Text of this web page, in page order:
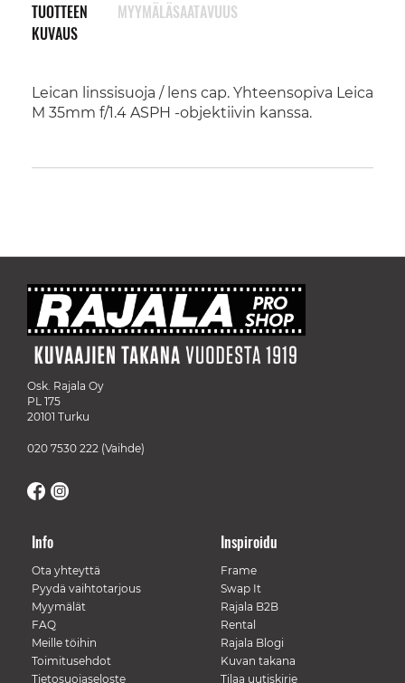
TUOTTEEN
KUVAUS
Leican linssisuoja / lens cap. Yhteensopiva Leica
M 35mm f/1.4 ASPH -objektiivin kanssa.
MYYMÄLÄSAATAVUUS
Osk. Rajala Oy
PL 175
20101 Turku
020 7530 222 (Vaihde)
Info
Ota yhteyttä
Pyydä vaihtotarjous
Myymälät
FAQ
Meille töihin
Toimitusehdot
Tietosuojaseloste
Inspiroidu
Frame
Swap It
Rajala B2B
Rental
Rajala Blogi
Kuvan takana
Tilaa uutiskirje